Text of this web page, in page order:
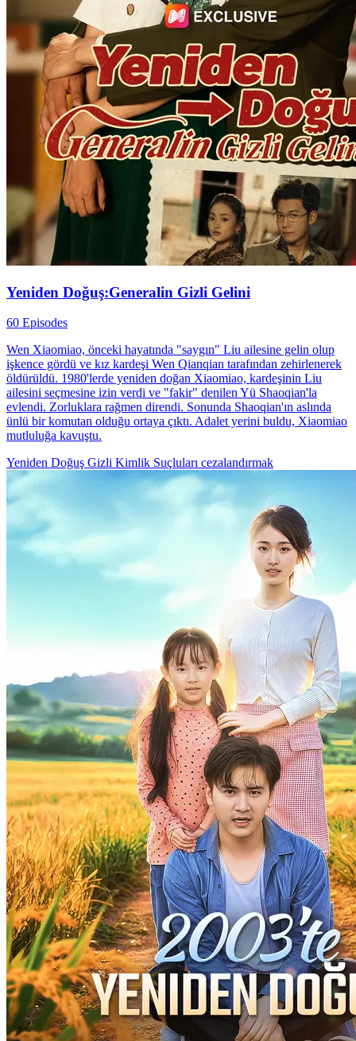
Yeniden Doğuş:Generalin Gizli Gelini
60 Episodes
Wen Xiaomiao, önceki hayatında "saygın" Liu ailesine gelin olup
işkence gördü ve kız kardeşi Wen Qianqian tarafından zehirlenerek
öldürüldü. 1980'lerde yeniden doğan Xiaomiao, kardeşinin Liu
ailesini seçmesine izin verdi ve "fakir" denilen Yü Shaoqian'la
evlendi. Zorluklara rağmen direndi. Sonunda Shaoqian'ın aslında
ünlü bir komutan olduğu ortaya çıktı. Adalet yerini buldu, Xiaomiao
mutluluğa kavuştu.
Yeniden Doğuş Gizli Kimlik Suçluları cezalandırmak